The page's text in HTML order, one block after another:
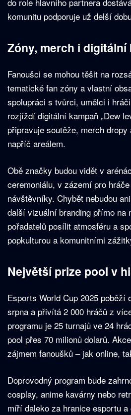
komunitu podporuje už delší
Zóny, merch i digitální
Fanoušci se mohou těšit na
tematické fan zóny a vlastní
spolupráci s tvůrci, umělci i
rozjíždí digitální kampaň „Dew
připravuje soutěže, merch
napříč areálem.
Obě značky budou vidět v
ceremoniálu, v zázemí pro
návštěvníky. Chybět nebudou
další vizuální branding přímo na
pořadatelů posílit atmosféru a
popkulturou a komunitními
Největší prize pool v
Esports World Cup 2025 poběží
srpna a přivítá 2 000 hráčů z
programu je 25 turnajů ve 24
pool přes 70 milionů dolarů.
zájmem fanoušků – jak online,
Doprovodný program bude
cosplay, anime kavárny nebo
míří daleko za hranice esportu